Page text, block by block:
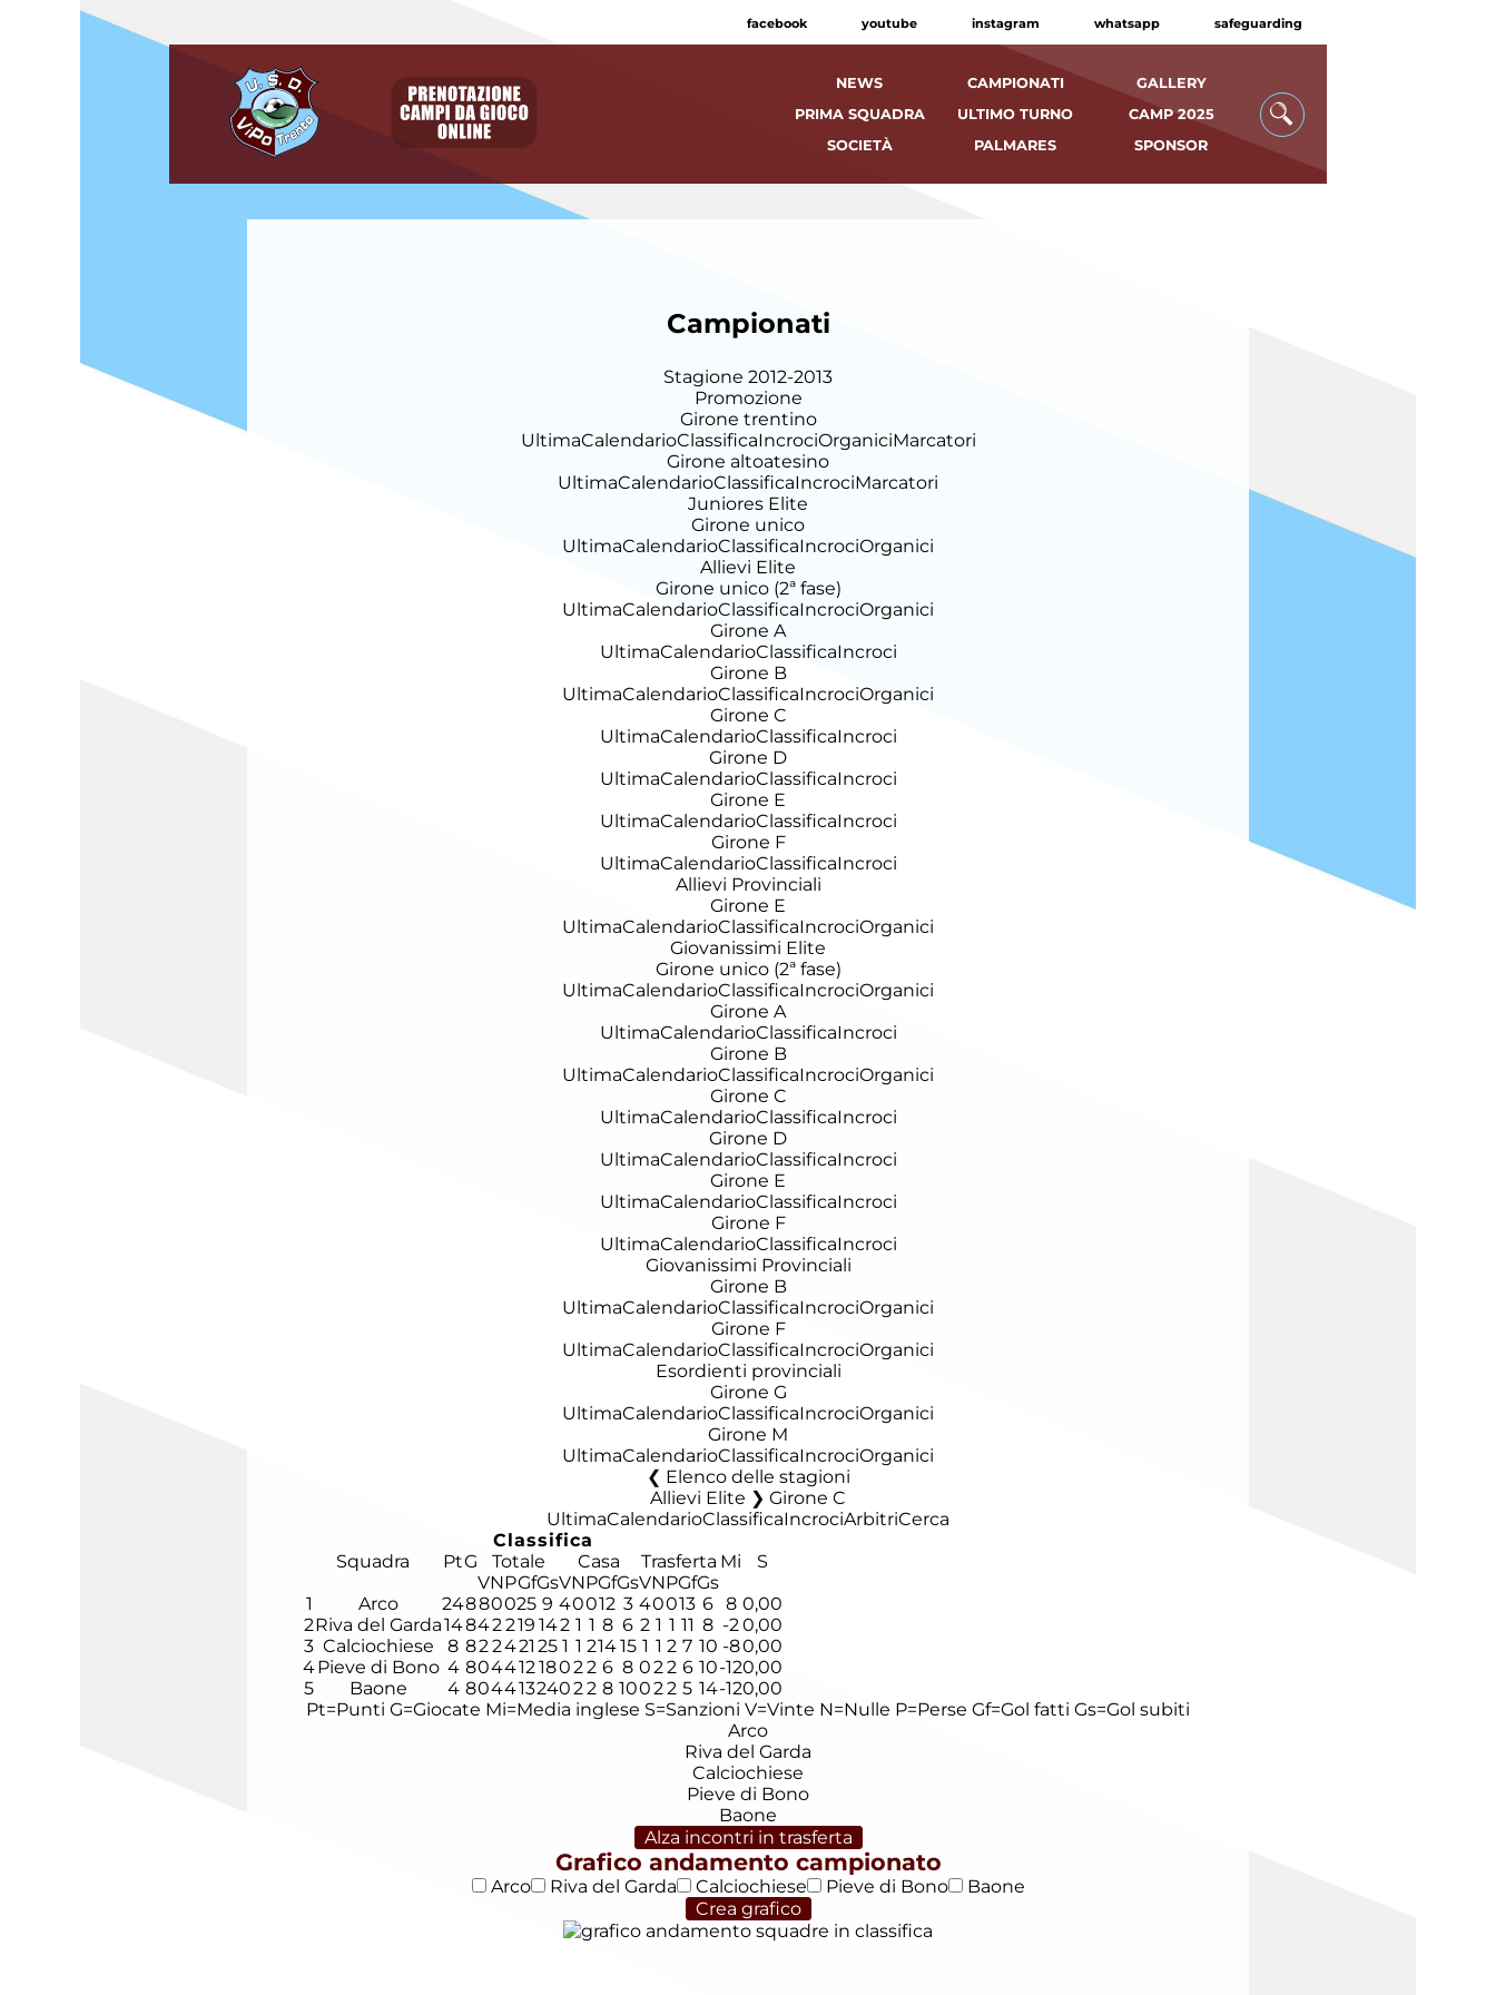
facebook youtube instagram whatsapp safeguarding
NEWS CAMPIONATI
GALLERY
PRIMA SQUADRA
ULTIMO TURNO
CAMP 2025
SOCIETÀ
PALMARES SPONSOR
Campionati
Stagione 2012-2013
Promozione
Girone trentino
UltimaCalendarioClassificaIncrociOrganiciMarcatori
Girone altoatesino
UltimaCalendarioClassificaIncrociMarcatori
Juniores Elite
Girone unico
UltimaCalendarioClassificaIncrociOrganici
Allievi Elite
Girone unico (2ª fase)
UltimaCalendarioClassificaIncrociOrganici
Girone A
UltimaCalendarioClassificaIncroci
Girone B
UltimaCalendarioClassificaIncrociOrganici
Girone C
UltimaCalendarioClassificaIncroci
Girone D
UltimaCalendarioClassificaIncroci
Girone E
UltimaCalendarioClassificaIncroci
Girone F
UltimaCalendarioClassificaIncroci
Allievi Provinciali
Girone E
UltimaCalendarioClassificaIncrociOrganici
Giovanissimi Elite
Girone unico (2ª fase)
UltimaCalendarioClassificaIncrociOrganici
Girone A
UltimaCalendarioClassificaIncroci
Girone B
UltimaCalendarioClassificaIncrociOrganici
Girone C
UltimaCalendarioClassificaIncroci
Girone D
UltimaCalendarioClassificaIncroci
Girone E
UltimaCalendarioClassificaIncroci
Girone F
UltimaCalendarioClassificaIncroci
Giovanissimi Provinciali
Girone B
UltimaCalendarioClassificaIncrociOrganici
Girone F
UltimaCalendarioClassificaIncrociOrganici
Esordienti provinciali
Girone G
UltimaCalendarioClassificaIncrociOrganici
Girone M
UltimaCalendarioClassificaIncrociOrganici
Elenco delle stagioni
Allievi Elite ❯ Girone C
UltimaCalendarioClassificaIncrociArbitriCerca
Classifica
Squadra
PtG Totale Casa Trasferta Mi
S
VNPGfGsVNPGfGsVNPGfGs
1
Arco 24880025 9 40012 3 40013 6 8 0,00
2Riva del Garda14842219 142 1 1 8 6 2 1 1 11 8 -20,00
3 Calciochiese 8 822421 25 1 1 21415 1 1 2 7 10 -80,00
4Pieve di Bono 4 80441218022 6 8 022 6 10-120,00
5
Baone 4 80441324022 8 10022 5 14-120,00
Pt=Punti G=Giocate Mi=Media inglese S=Sanzioni V=Vinte N=Nulle P=Perse Gf=Gol fatti Gs=Gol subiti
Arco
Riva del Garda
Calciochiese
Pieve di Bono
Baone
Alza incontri in trasferta
Grafico andamento campionato
Arco Riva del Garda Calciochiese Pieve di Bono
Baone
Crea grafico